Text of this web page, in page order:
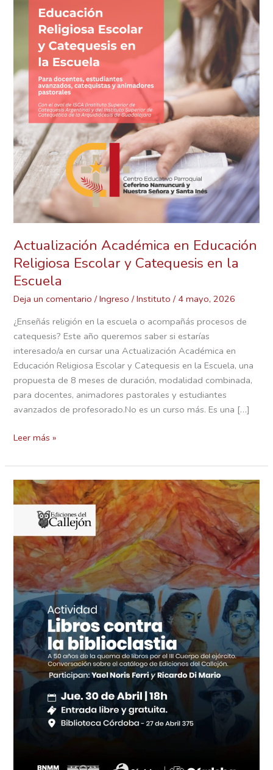
Actualización Académica en Educación
Religiosa Escolar y Catequesis en la
Escuela
Deja un comentario /Ingreso /Instituto/ 4 mayo, 2026
¿Enseñás religión en la escuela o acompañás procesos de
catequesis? Este año queremos saber si estarías
interesado/a en cursar una Actualización Académica en
Educación Religiosa Escolar y Catequesis en la Escuela, una
propuesta de 8 meses de duración, modalidad combinada,
para docentes, animadores pastorales y estudiantes
avanzados de profesorado.No es un curso más. Es una […]
Catequesis
Escuela
Leer más »
Charla
a
de
la
quema
de
libros
en
Córdoba